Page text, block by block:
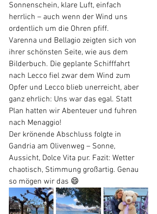
Sonnenschein, klare Luft, einfach
herrlich – auch wenn der Wind uns
ordentlich um die Ohren pfiff.
Varenna und Bellagio zeigten sich von
ihrer schönsten Seite, wie aus dem
Bilderbuch. Die geplante Schifffahrt
nach Lecco fiel zwar dem Wind zum
Opfer und Lecco blieb unerreicht, aber
ganz ehrlich: Uns war das egal. Statt
Plan hatten wir Abenteuer und fuhren
nach Menaggio!
Der krönende Abschluss folgte in
Gandria am Olivenweg – Sonne,
Aussicht, Dolce Vita pur. Fazit: Wetter
chaotisch, Stimmung großartig. Genau
so mögen wir das 😄